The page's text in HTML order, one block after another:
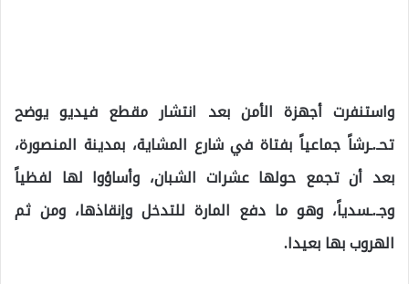
واستنفرت أجهزة الأمن بعد انتشار مقطع فيديو يوضح
تحـ.ـرشاً جماعياً بفتاة في شارع المشاية، بمدينة المنصورة،
بعد أن تجمع حولها عشرات الشبان، وأساؤوا لها لفظياً
وجـ.ـسدياً، وهو ما دفع المارة للتدخل وإنقاذها، ومن ثم
الهروب بها بعيدا.